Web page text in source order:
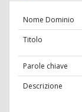
Nome Dominio
Titolo
Parole chiave
Descrizione